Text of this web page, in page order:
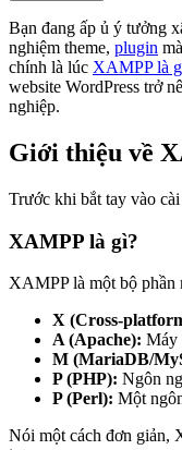
Bạn đang ấp ủ ý tưởng
nghiệm theme, plugin
chính là lúc XAMPP là
website WordPress trở
nghiệp.
Giới thiệu về
Trước khi bắt tay vào
XAMPP là gì?
XAMPP là một bộ phần
X (Cross-
A (Apache): Máy
M (MariaDB/
P (PHP): Ngôn
P (Perl): Một
Nói một cách đơn giản,